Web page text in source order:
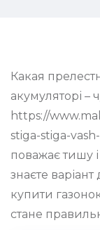
Какая
акумуляторі –
https://
stiga-stiga-
поважає тишу
знаєте
купити
стане